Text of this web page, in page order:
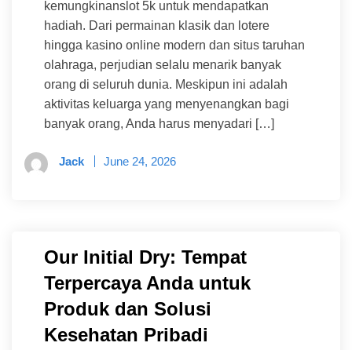
kemungkinanslot 5k untuk mendapatkan
hadiah. Dari permainan klasik dan lotere
hingga kasino online modern dan situs taruhan
olahraga, perjudian selalu menarik banyak
orang di seluruh dunia. Meskipun ini adalah
aktivitas keluarga yang menyenangkan bagi
banyak orang, Anda harus menyadari […]
Jack June 24, 2026
Our Initial Dry: Tempat
Terpercaya Anda untuk
Produk dan Solusi
Kesehatan Pribadi